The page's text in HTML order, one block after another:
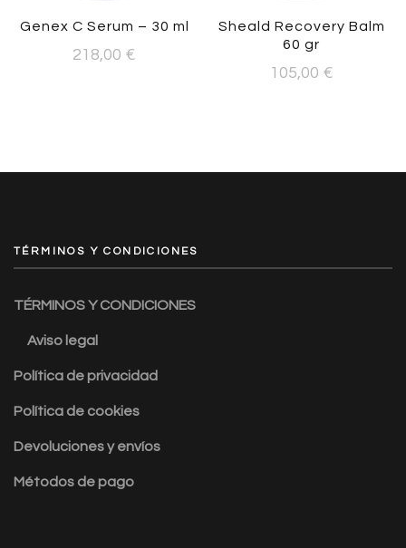
Genex C Serum – 30 ml
218,00 €
Sheald Recovery Balm
60 gr
105,00 €
TÉRMINOS Y CONDICIONES
TÉRMINOS Y CONDICIONES
Aviso legal
Política de privacidad
Política de cookies
Devoluciones y envíos
Métodos de pago